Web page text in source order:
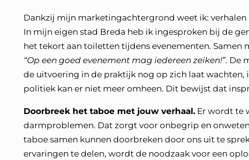
Dankzij mijn marketingachtergrond weet ik:
In mijn eigen stad Breda heb ik ingesproken bij de
het tekort aan toiletten tijdens evenementen. Samen
“Op een goed evenement mag iedereen zeiken!”. De
de uitvoering in de praktijk nog op zich laat wachten,
politiek kan er niet meer omheen. Dit bewijst dat
Doorbreek het taboe met jouw verhaal. Er wordt te
darmproblemen. Dat zorgt voor onbegrip en
taboe samen kunnen doorbreken door ons uit te
ervaringen te delen, wordt de noodzaak voor een